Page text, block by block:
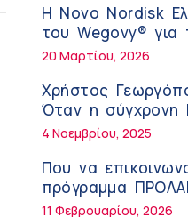
Σύσκεψη στον
λειτουργία της
των φαρμάκων στη
καλοκαιριού
Μιχάλης Τάτσης,
Analyst,
Ανάπτυξης Ομίλου
Kavita Patel: Ένα
φάρμακα φτάνει
Η Novo Nordisk
του Wegovy® για
βάρους
20 Μαρτίου, 2026
Χρήστος
Όταν η σύγχρονη
το φόβο!
4 Νοεμβρίου, 2025
Που να
πρόγραμμα
παχυσαρκίας
11 Φεβρουαρίου, 2026